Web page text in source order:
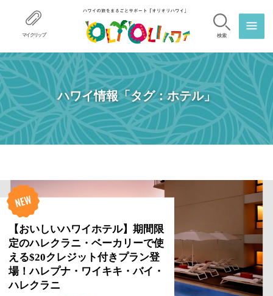
マイクリップ 検索
ハワイ情報「タグ：ホテル」
【おいしいハワイホテル】期間限
定のハレクラニ・ベーカリーで使
える$20クレジット付きプラン登
場！ハレプナ・ワイキキ・バイ・
ハレクラニ